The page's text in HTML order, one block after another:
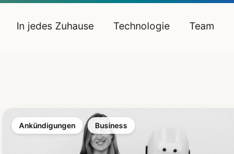
In jedes Zuhause Technologie Team
Ankündigungen Business